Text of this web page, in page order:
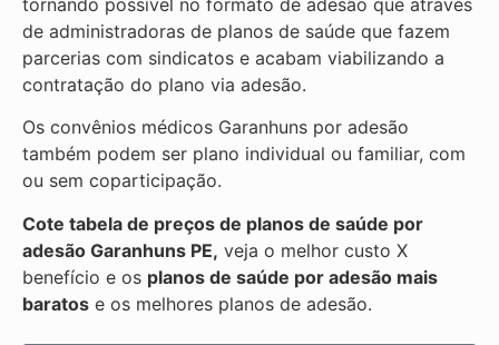
de administradoras de planos de saúde que fazem
parcerias com sindicatos e acabam viabilizando a
contratação do plano via adesão.
Os convênios médicos Garanhuns por adesão
também podem ser plano individual ou familiar, com
ou sem coparticipação.
Cote tabela de preços de planos de saúde por
adesão Garanhuns PE, veja o melhor custo X
benefício e os planos de saúde por adesão mais
baratos e os melhores planos de adesão.